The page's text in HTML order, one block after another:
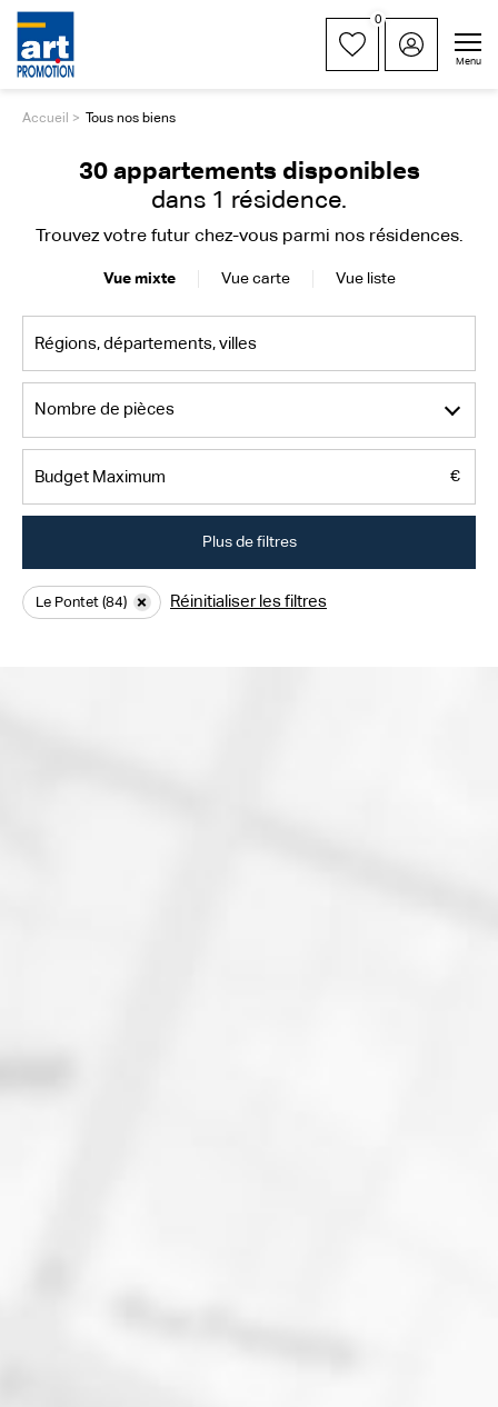
0
Menu
Accueil Tous nos biens
30 appartements disponibles
dans 1 résidence.
Trouvez votre futur chez-vous parmi nos résidences.
Vue mixte Vue carte Vue liste
Nombre de pièces
Plus de filtres
Le Pontet (84) Réinitialiser les filtres